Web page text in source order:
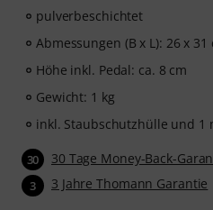
pulverbeschichtet
Abmessungen (B x L): 26 x 31
Höhe inkl. Pedal: ca. 8 cm
Gewicht: 1 kg
inkl. Staubschutzhülle und 1
30 30 Tage Money-Back-
3 3 Jahre Thomann Garantie